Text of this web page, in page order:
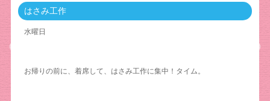
はさみ工作
水曜日
お帰りの前に、着席して、はさみ工作に集中！タイム。